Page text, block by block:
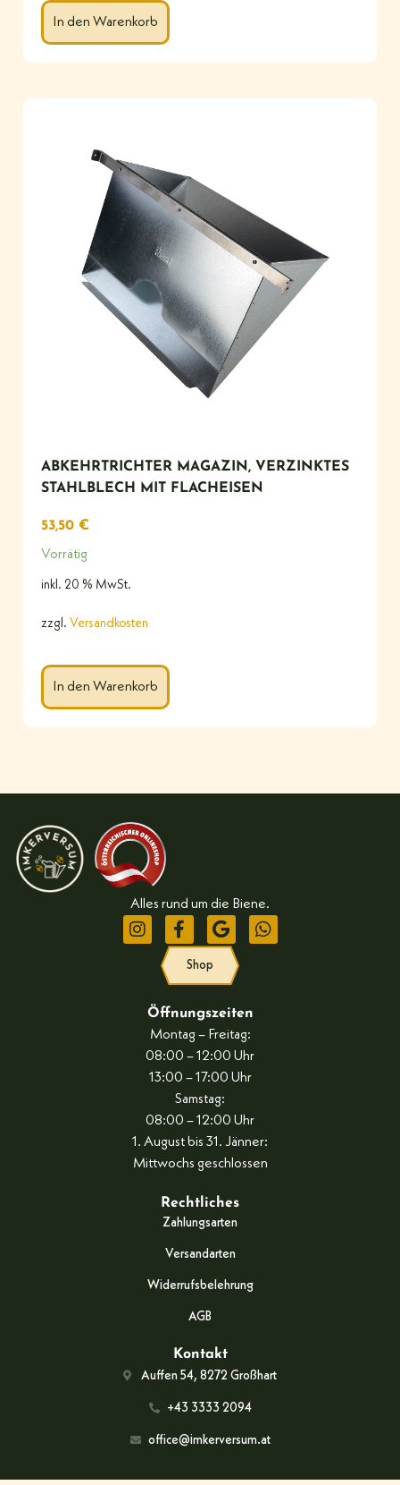
In den Warenkorb
ABKEHRTRICHTER MAGAZIN, VERZINKTES
STAHLBLECH MIT FLACHEISEN
53,50 €
Vorrätig
inkl. 20 % MwSt.
zzgl. Versandkosten
In den Warenkorb
Alles rund um die Biene.
Shop
Öffnungszeiten
Montag – Freitag:
08:00 – 12:00 Uhr
13:00 – 17:00 Uhr
Samstag:
08:00 – 12:00 Uhr
1. August bis 31. Jänner:
Mittwochs geschlossen
Rechtliches
Zahlungsarten
Versandarten
Widerrufsbelehrung
AGB
Kontakt
Auffen 54, 8272 Großhart
+43 3333 2094
office@imkerversum.at